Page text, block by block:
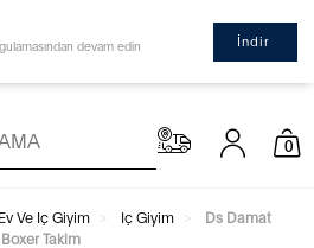
devam edin İndir
0
Ev Ve Iç Giyim Iç Giyim
Ds Damat
Takim